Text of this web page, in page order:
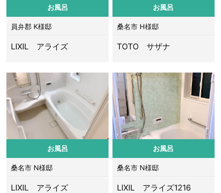
お風呂
員弁郡 K様邸
LIXIL アライズ
お風呂
桑名市 H様邸
TOTO サザナ
お風呂
桑名市 N様邸
LIXIL アライズ
お風呂
桑名市 N様邸
LIXIL アライズ1216